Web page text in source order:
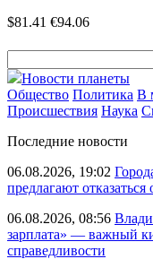
$81.41 €94.06
Новости планеты
Общество Политика В
Происшествия Наука
Последние новости
06.08.2026, 19:02
предлагают
06.08.2026, 08:56
зарплата» — важный
справедливости